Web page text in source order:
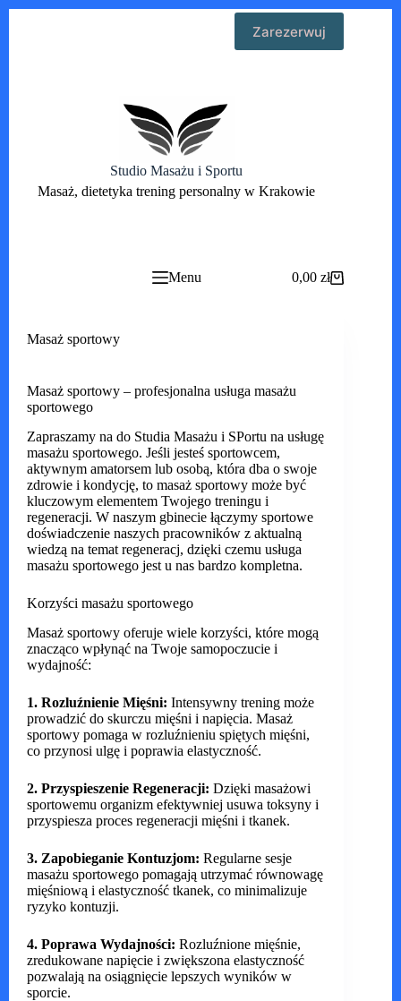
Zarezerwuj
Studio Masażu i Sportu
Masaż, dietetyka trening personalny w Krakowie
Menu Koszyk
0,00zł
Masaż sportowy
Masaż sportowy – profesjonalna usługa masażu
sportowego
Zapraszamy na do Studia Masażu i SPortu na usługę
masażu sportowego. Jeśli jesteś sportowcem,
aktywnym amatorsem lub osobą, która dba o swoje
zdrowie i kondycję, to masaż sportowy może być
kluczowym elementem Twojego treningu i
regeneracji. W naszym gbinecie łączymy sportowe
doświadczenie naszych pracowników z aktualną
wiedzą na temat regeneracj, dzięki czemu usługa
masażu sportowego jest u nas bardzo kompletna.
Korzyści masażu sportowego
Masaż sportowy oferuje wiele korzyści, które mogą
znacząco wpłynąć na Twoje samopoczucie i
wydajność:
1. Rozluźnienie Mięśni: Intensywny trening może
prowadzić do skurczu mięśni i napięcia. Masaż
sportowy pomaga w rozluźnieniu spiętych mięśni,
co przynosi ulgę i poprawia elastyczność.
2. Przyspieszenie Regeneracji: Dzięki masażowi
sportowemu organizm efektywniej usuwa toksyny i
przyspiesza proces regeneracji mięśni i tkanek.
3. Zapobieganie Kontuzjom: Regularne sesje
masażu sportowego pomagają utrzymać równowagę
mięśniową i elastyczność tkanek, co minimalizuje
ryzyko kontuzji.
4. Poprawa Wydajności: Rozluźnione mięśnie,
zredukowane napięcie i zwiększona elastyczność
pozwalają na osiągnięcie lepszych wyników w
sporcie.